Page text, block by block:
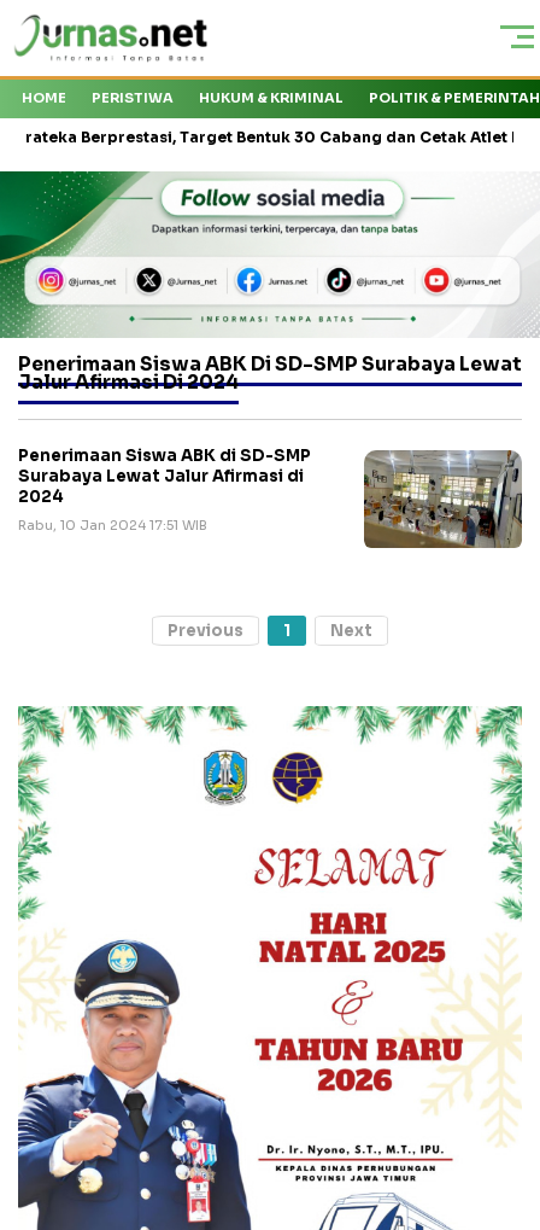
HOME PERISTIWA HUKUM & KRIMINAL POLITIK &
Berprestasi, Target Bentuk 30 Cabang dan Cetak Atlet Nasional
Penerimaan Siswa ABK Di SD-SMP Surabaya Lewat
Jalur Afirmasi Di 2024
Penerimaan Siswa ABK di SD-SMP
Surabaya Lewat Jalur Afirmasi di
2024
Rabu, 10 Jan 2024 17:51 WIB
Previous 1 Next